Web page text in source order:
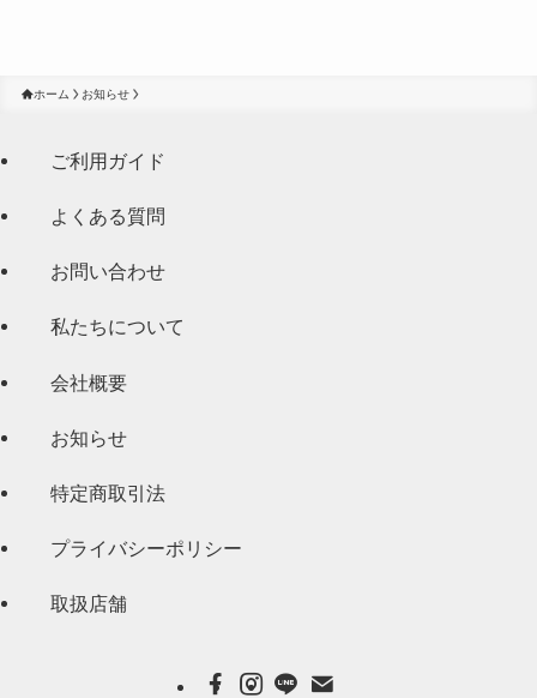
ホーム お知らせ
ご利用ガイド
よくある質問
お問い合わせ
私たちについて
会社概要
お知らせ
特定商取引法
プライバシーポリシー
取扱店舗